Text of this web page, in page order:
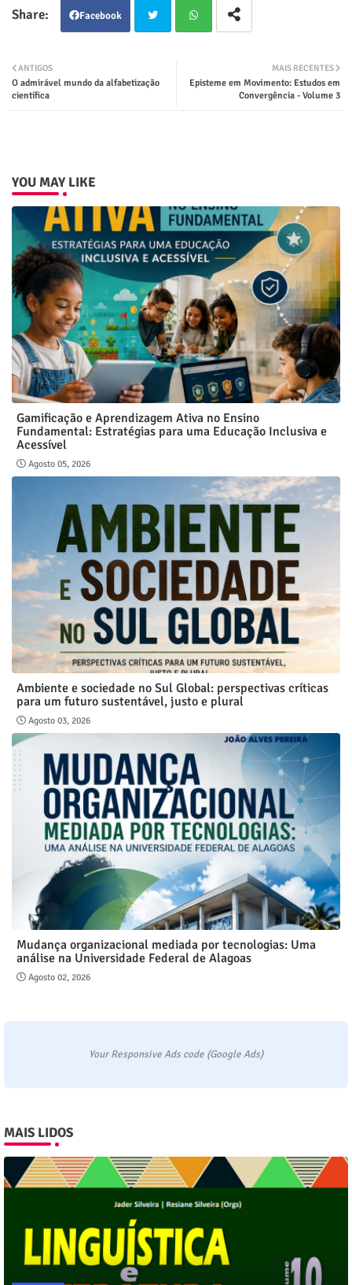
Facebook
ter tsap
MAIS RECENTES
Episteme em Movimento: Estudos em
Convergência - Volume 3
ANTIGOS
O admirável mundo da alfabetização
científica
YOU MAY LIKE
Gamificação e Aprendizagem Ativa no Ensino
Fundamental: Estratégias para uma Educação Inclusiva e
Acessível
Agosto 05, 2026
Ambiente e sociedade no Sul Global: perspectivas críticas
para um futuro sustentável, justo e plural
Agosto 03, 2026
Mudança organizacional mediada por tecnologias: Uma
análise na Universidade Federal de Alagoas
Agosto 02, 2026
Your Responsive Ads code (Google Ads)
MAIS LIDOS